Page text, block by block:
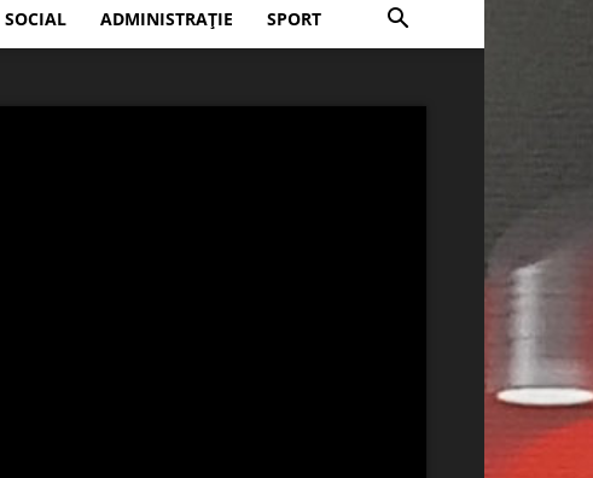
SOCIAL ADMINISTRAȚIE SPORT